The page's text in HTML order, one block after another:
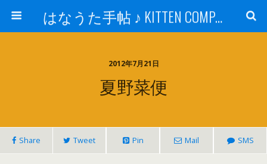
はなうた手帖 ♪ KITTEN COMPANY
2012年7月21日
夏野菜便
Share Tweet Pin Mail SMS